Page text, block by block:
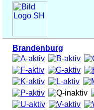
Brandenburg